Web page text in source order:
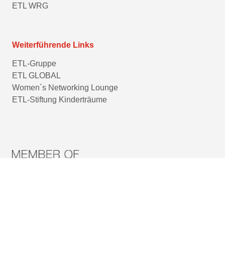
ETL WRG
Weiterführende Links
ETL-Gruppe
ETL GLOBAL
Women´s Networking Lounge
ETL-Stiftung Kinderträume